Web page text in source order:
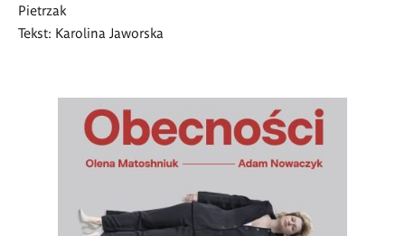
Pietrzak
Tekst: Karolina Jaworska